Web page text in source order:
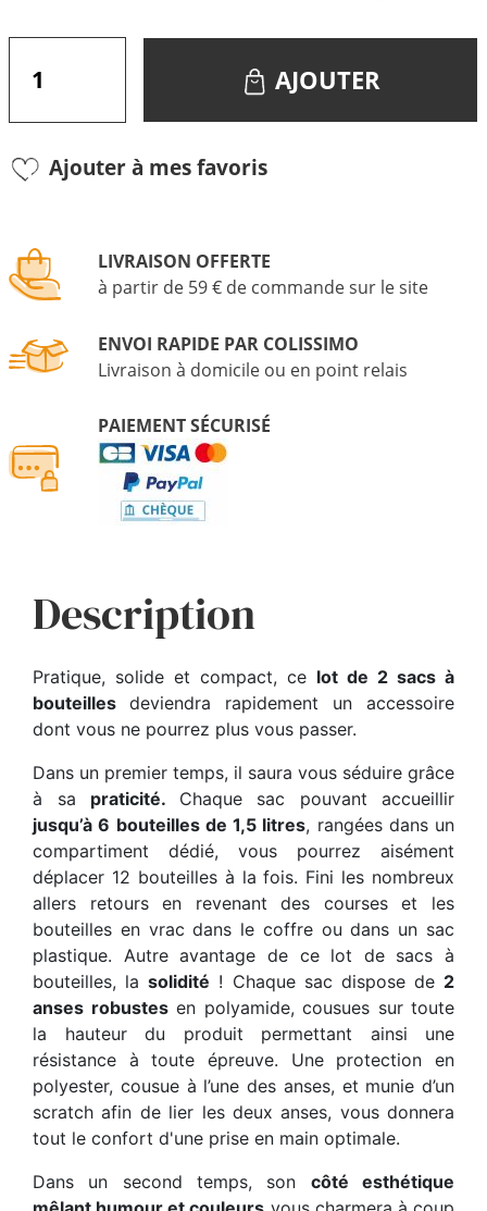
AJOUTER
Ajouter à mes favoris
LIVRAISON OFFERTE
à partir de 59 € de commande sur le site
ENVOI RAPIDE PAR COLISSIMO
Livraison à domicile ou en point relais
PAIEMENT SÉCURISÉ
Description
Pratique, solide et compact, ce lot de 2 sacs à
bouteilles deviendra rapidement un accessoire
dont vous ne pourrez plus vous passer.
Dans un premier temps, il saura vous séduire grâce
à sa praticité. Chaque sac pouvant accueillir
jusqu’à 6 bouteilles de 1,5 litres, rangées dans un
compartiment dédié, vous pourrez aisément
déplacer 12 bouteilles à la fois. Fini les nombreux
allers retours en revenant des courses et les
bouteilles en vrac dans le coffre ou dans un sac
plastique. Autre avantage de ce lot de sacs à
bouteilles, lasolidité ! Chaque sac dispose de 2
anses robustesen polyamide, cousues sur toute
la hauteur du produit permettant ainsi une
résistance à toute épreuve. Une protection en
polyester, cousue à l’une des anses, et munie d’un
scratch afin de lier les deux anses, vous donnera
tout le confort d'une prise en main optimale.
Dans un second temps, son côté esthétique